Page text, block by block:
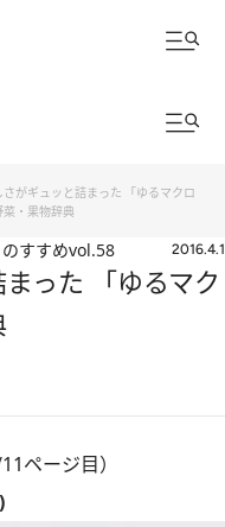
がギュッと詰まった 「ゆるマクロ
菜・果物辞典
すすめvol.58 2016.4.1
った 「ゆるマク
ページ目）